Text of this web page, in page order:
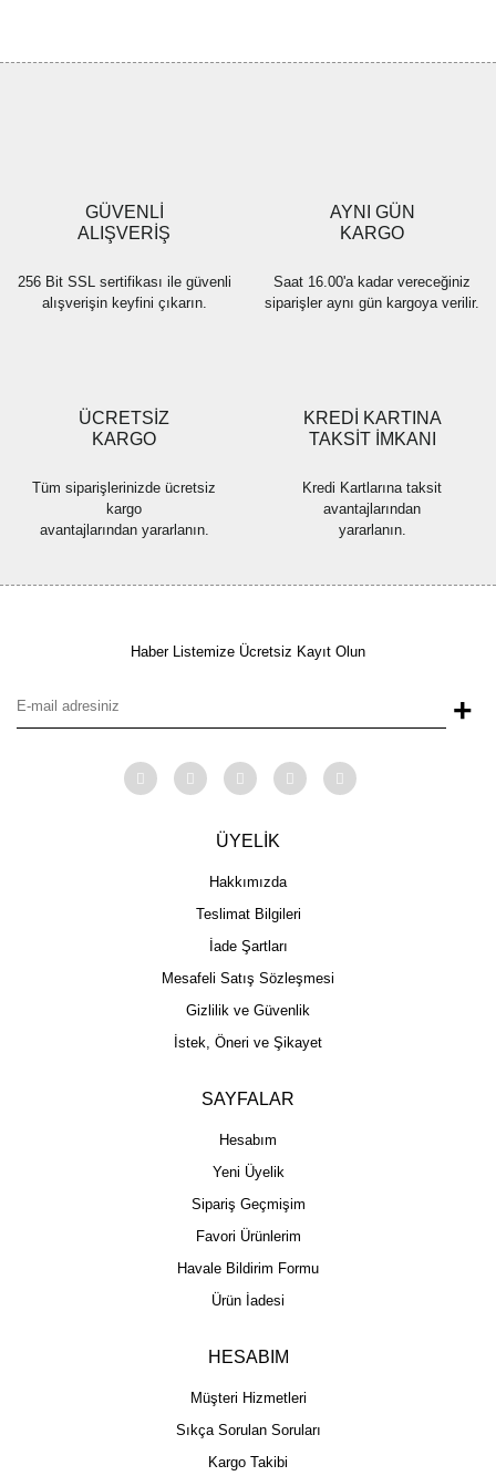
Ürün fiyatı diğer sitelerden daha pahalı.
Bu ürüne benzer farklı alternatifler olmalı.
GÜVENLİ
ALIŞVERİŞ
256 Bit SSL sertifikası ile güvenli
alışverişin keyfini çıkarın.
AYNI GÜN
KARGO
Saat 16.00'a kadar vereceğiniz
siparişler aynı gün kargoya verilir.
ÜCRETSİZ
KARGO
Tüm siparişlerinizde ücretsiz
kargo
avantajlarından yararlanın.
KREDİ KARTINA
TAKSİT İMKANI
Kredi Kartlarına taksit
avantajlarından
yararlanın.
Haber Listemize Ücretsiz Kayıt Olun
+
ÜYELİK
Hakkımızda
Teslimat Bilgileri
İade Şartları
Mesafeli Satış Sözleşmesi
Gizlilik ve Güvenlik
İstek, Öneri ve Şikayet
SAYFALAR
Hesabım
Yeni Üyelik
Sipariş Geçmişim
Favori Ürünlerim
Havale Bildirim Formu
Ürün İadesi
HESABIM
Müşteri Hizmetleri
Sıkça Sorulan Soruları
Kargo Takibi